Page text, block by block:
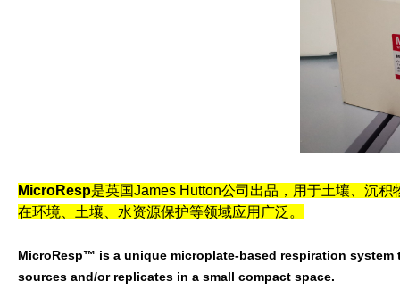
MicroResp是英国James Hutton公司出品，用于土壤、沉
在环境、土壤、水资源保护等领域应用广泛。
MicroResp™ is a unique microplate-based respiration
sources and/or replicates in a small compact space.